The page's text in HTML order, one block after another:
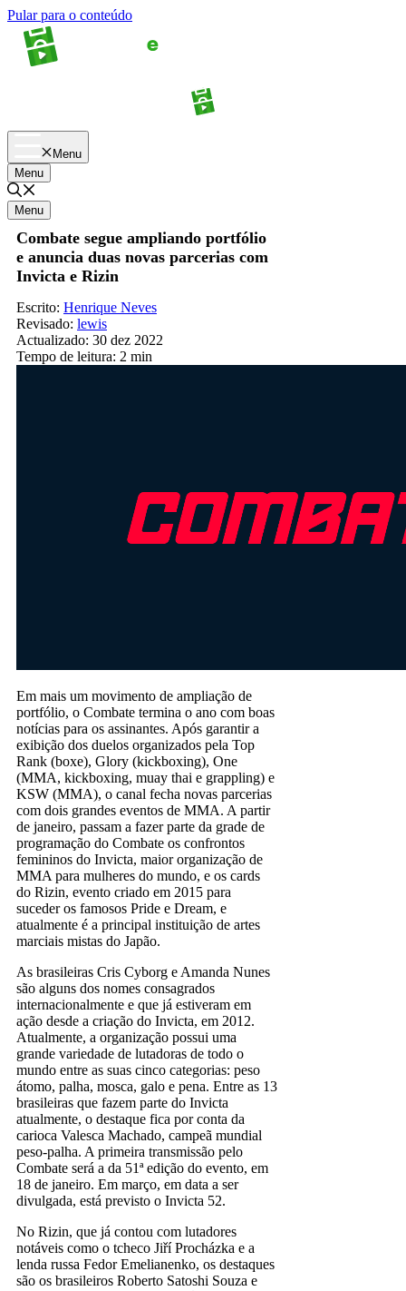
Pular para o conteúdo
Menu
Menu
Menu
Combate segue ampliando portfólio
e anuncia duas novas parcerias com
Invicta e Rizin
Escrito: Henrique Neves
Revisado: lewis
Actualizado: 30 dez 2022
Tempo de leitura: 2 min
Em mais um movimento de ampliação de
portfólio, o Combate termina o ano com boas
notícias para os assinantes. Após garantir a
exibição dos duelos organizados pela Top
Rank (boxe), Glory (kickboxing), One
(MMA, kickboxing, muay thai e grappling) e
KSW (MMA), o canal fecha novas parcerias
com dois grandes eventos de MMA. A partir
de janeiro, passam a fazer parte da grade de
programação do Combate os confrontos
femininos do Invicta, maior organização de
MMA para mulheres do mundo, e os cards
do Rizin, evento criado em 2015 para
suceder os famosos Pride e Dream, e
atualmente é a principal instituição de artes
marciais mistas do Japão.
As brasileiras Cris Cyborg e Amanda Nunes
são alguns dos nomes consagrados
internacionalmente e que já estiveram em
ação desde a criação do Invicta, em 2012.
Atualmente, a organização possui uma
grande variedade de lutadoras de todo o
mundo entre as suas cinco categorias: peso
átomo, palha, mosca, galo e pena. Entre as 13
brasileiras que fazem parte do Invicta
atualmente, o destaque fica por conta da
carioca Valesca Machado, campeã mundial
peso-palha. A primeira transmissão pelo
Combate será a da 51ª edição do evento, em
18 de janeiro. Em março, em data a ser
divulgada, está previsto o Invicta 52.
No Rizin, que já contou com lutadores
notáveis como o tcheco Jiří Procházka e a
lenda russa Fedor Emelianenko, os destaques
são os brasileiros Roberto Satoshi Souza e